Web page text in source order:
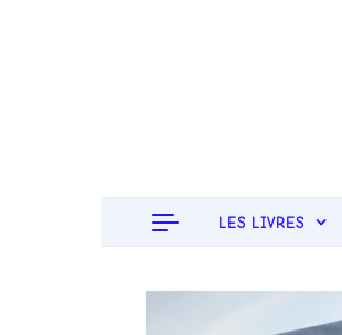
LES LIVRES